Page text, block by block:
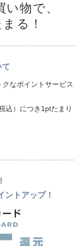
物で、
る！
て
なポイントサービス
込）につき1ptたまり
ントアップ！